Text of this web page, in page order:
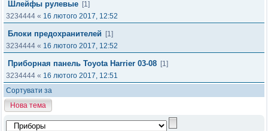
Шлейфы рулевые [1]
3234444 « 16 лютого 2017, 12:52
Блоки предохранителей
[1]
3234444 « 16 лютого 2017, 12:52
Приборная панель Toyota Harrier 03-08 [1]
3234444 « 16 лютого 2017, 12:51
Сортувати за
Нова тема